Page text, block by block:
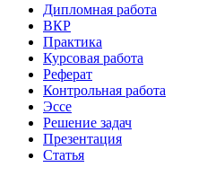
Дипломная работа
ВКР
Практика
Курсовая работа
Реферат
Контрольная работа
Эссе
Решение задач
Презентация
Статья